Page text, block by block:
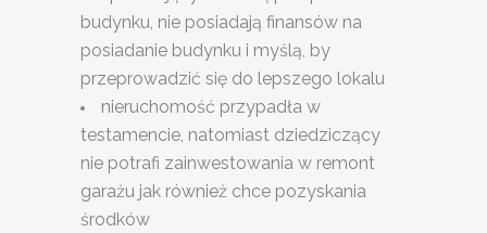
budynku, nie posiadają finansów na
posiadanie budynku i myślą, by
przeprowadzić się do lepszego lokalu
nieruchomość przypadła w
testamencie, natomiast dziedziczący
nie potrafi zainwestowania w remont
garażu jak również chce pozyskania
środków